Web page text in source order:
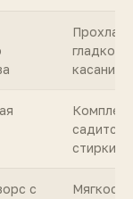
касании
садится
стирки
с
Мягкость